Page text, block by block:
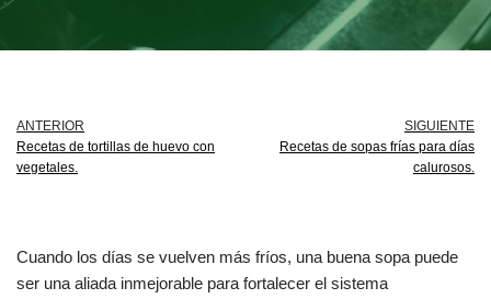
ANTERIOR
Recetas de tortillas de huevo con
vegetales.
SIGUIENTE
Recetas de sopas frías para días
calurosos.
Cuando los días se vuelven más fríos, una buena sopa puede
ser una aliada inmejorable para fortalecer el sistema